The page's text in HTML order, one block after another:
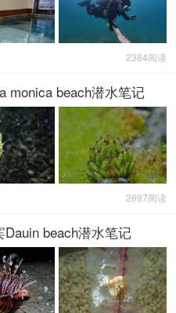
2384阅读
monica beach潜水笔记
2697阅读
beach潜水笔记